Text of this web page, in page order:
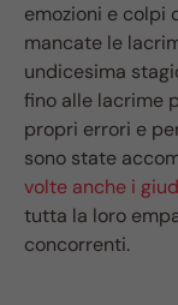
emozioni e colpi
mancate le
undicesima
fino alle lacrime
propri errori e
sono state
volte anche i
tutta la loro
concorrenti.